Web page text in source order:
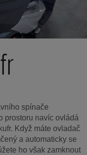
spínače
prostoru navíc ovládá
Když máte ovladač
a automaticky se
ho však zamknout